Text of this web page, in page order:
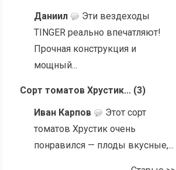
Даниил
Эти вездеходы
TINGER реально впечатляют!
Прочная конструкция и
мощный...
Сорт томатов Хрустик... (3)
Иван Карпов
Этот сорт
томатов Хрустик очень
понравился — плоды вкусные,...